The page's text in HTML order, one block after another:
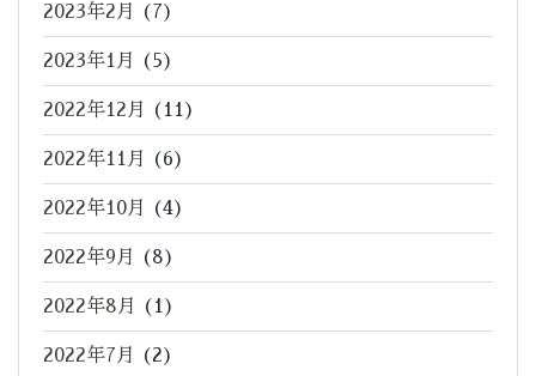
2023年2月 (7)
2023年1月 (5)
2022年12月 (11)
2022年11月 (6)
2022年10月 (4)
2022年9月 (8)
2022年8月 (1)
2022年7月 (2)